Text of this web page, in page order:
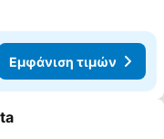
Εμφάνιση τιμών
στα αγαπημένα